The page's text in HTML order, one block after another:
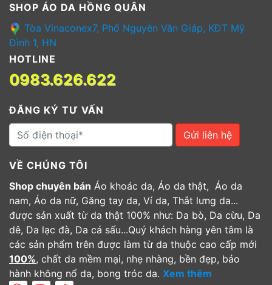
SHOP ÁO DA HỒNG QUÂN
Tòa Vinaconex7, Phố Nguyễn Văn Giáp, KĐT Mỹ
Đình 1, HN
HOTLINE
0983.626.622
ĐĂNG KÝ TƯ VẤN
Gửi liên hệ
VỀ CHÚNG TÔI
Shop chuyên bán Áo khoác da, Áo da thật, Áo da
nam, Áo da nữ, Găng tay da, Ví da, Thắt lưng da...
được sản xuất từ da thật 100% như: Da bò, Da cừu, Da
dê, Da lạc đà, Da cá sấu...Quý khách hàng yên tâm là
các sản phẩm trên được làm từ da thuộc cao cấp mới
100%, chất da mềm mại, nhẹ nhàng, bền đẹp, bảo
hành không nổ da, bong tróc da. Xem thêm